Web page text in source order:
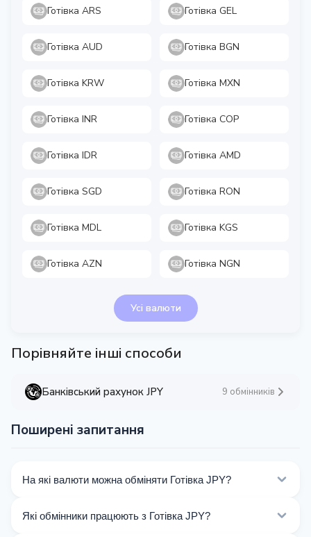
Готівка ARS Готівка GEL
Готівка AUD Готівка BGN
Готівка KRW Готівка MXN
Готівка INR Готівка COP
Готівка IDR Готівка AMD
Готівка SGD Готівка RON
Готівка MDL Готівка KGS
Готівка AZN Готівка NGN
Усі валюти
Порівняйте інші способи
Банківський рахунок JPY 9 обмінників
Поширені запитання
На які валюти можна обміняти Готівка JPY?
JPY. Оберіть потрібний напрямок зі списку на цій
Які обмінники працюють з Готівка JPY?